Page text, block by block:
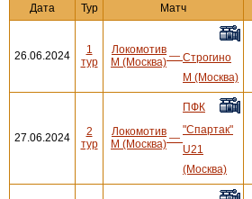
Дата Тур Матч
26.06.2024
1
тур
Локомотив
М (Москва) — Строгино
М (Москва)
27.06.2024
2
тур
Локомотив
М (Москва) —
ПФК
"Спартак"
U21
(Москва)